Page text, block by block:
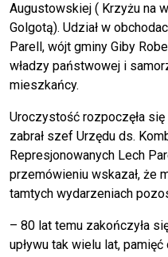
Augustowskiej ( Krzyżu na
Golgotą). Udział w
Parell, wójt gminy Giby
władzy państwowej i
mieszkańcy.
Uroczystość rozpoczęła
zabrał szef Urzędu ds.
Represjonowanych Lech
przemówieniu wskazał, że
tamtych wydarzeniach
– 80 lat temu zakończyła
upływu tak wielu lat,